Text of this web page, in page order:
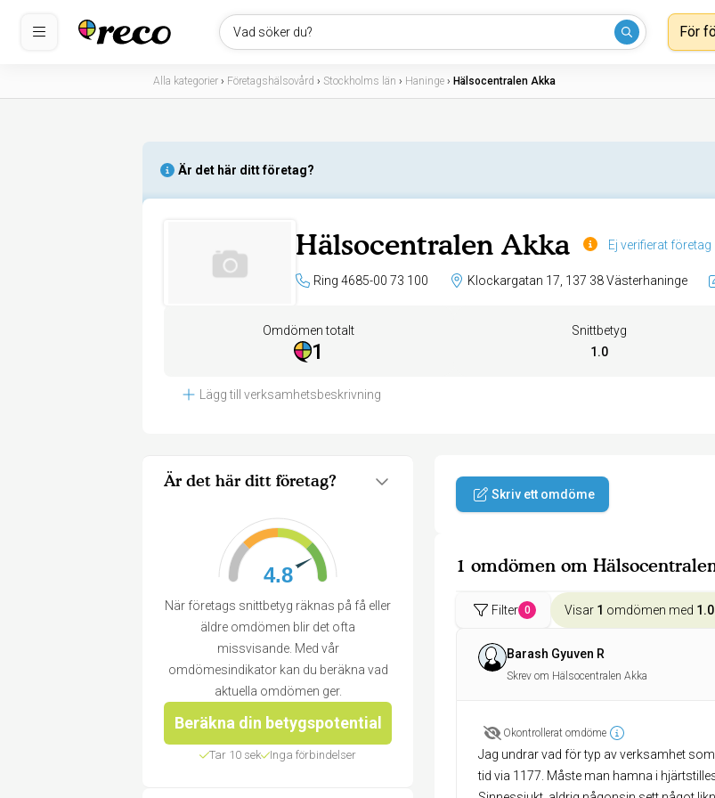
Vad söker du? För
Alla kategorier › Företagshälsovård › Stockholms län › Haninge › Hälsocentralen Akka
Är det här ditt företag?
Hälsocentralen Akka Ej verifierat företag
Ring 4685-00 73 100 Klockargatan 17, 137 38 Västerhaninge
Omdömen totalt
1
Snittbetyg
1.0
Lägg till verksamhetsbeskrivning
Är det här ditt företag?
4.8
När företags snittbetyg räknas på få eller
äldre omdömen blir det ofta
missvisande. Med vår
omdömesindikator kan du beräkna vad
aktuella omdömen ger.
Beräkna din betygspotential
Tar 10 sek Inga förbindelser
Skriv ett omdöme
1 omdömen om
Filter 0 Visar 1 omdömen med 1.0
Barash Gyuven R
Skrev om Hälsocentralen Akka
Okontrollerat omdöme
Jag undrar vad för typ av verksamhet
tid via 1177. Måste man hamna i